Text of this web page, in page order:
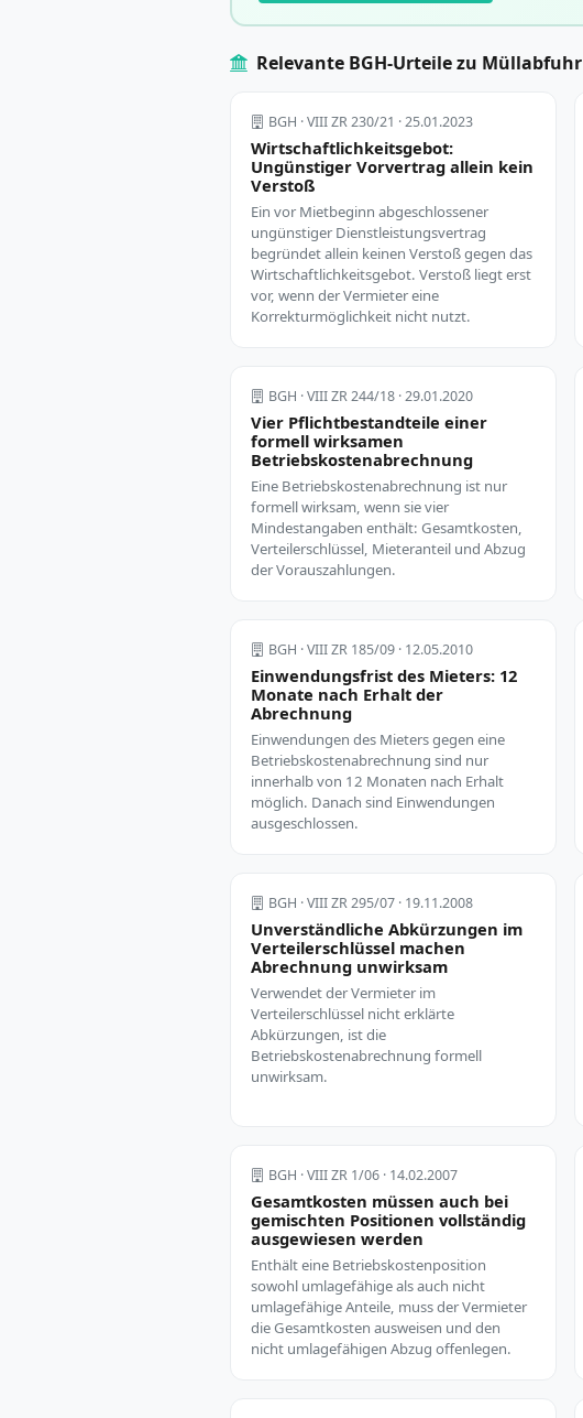
Relevante BGH-Urteile zu Müllabfuhr
BGH · VIII ZR 230/21 · 25.01.2023
Wirtschaftlichkeitsgebot:
Ungünstiger Vorvertrag allein kein
Verstoß
Ein vor Mietbeginn abgeschlossener
ungünstiger Dienstleistungsvertrag
begründet allein keinen Verstoß gegen das
Wirtschaftlichkeitsgebot. Verstoß liegt erst
vor, wenn der Vermieter eine
Korrekturmöglichkeit nicht nutzt.
BGH · VIII ZR 244/18 · 29.01.2020
Vier Pflichtbestandteile einer
formell wirksamen
Betriebskostenabrechnung
Eine Betriebskostenabrechnung ist nur
formell wirksam, wenn sie vier
Mindestangaben enthält: Gesamtkosten,
Verteilerschlüssel, Mieteranteil und Abzug
der Vorauszahlungen.
BGH · VIII ZR 185/09 · 12.05.2010
Einwendungsfrist des Mieters: 12
Monate nach Erhalt der
Abrechnung
Einwendungen des Mieters gegen eine
Betriebskostenabrechnung sind nur
innerhalb von 12 Monaten nach Erhalt
möglich. Danach sind Einwendungen
ausgeschlossen.
BGH · VIII ZR 295/07 · 19.11.2008
Unverständliche Abkürzungen im
Verteilerschlüssel machen
Abrechnung unwirksam
Verwendet der Vermieter im
Verteilerschlüssel nicht erklärte
Abkürzungen, ist die
Betriebskostenabrechnung formell
unwirksam.
BGH · VIII ZR 1/06 · 14.02.2007
Gesamtkosten müssen auch bei
gemischten Positionen vollständig
ausgewiesen werden
Enthält eine Betriebskostenposition
sowohl umlagefähige als auch nicht
umlagefähige Anteile, muss der Vermieter
die Gesamtkosten ausweisen und den
nicht umlagefähigen Abzug offenlegen.